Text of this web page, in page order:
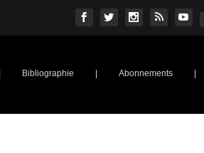
Bibliographie Abonnements